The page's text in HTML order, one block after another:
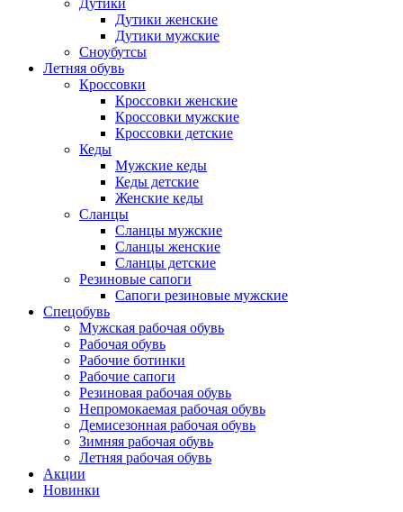
Дутики
Дутики женские
Дутики мужские
Сноубутсы
Летняя обувь
Кроссовки
Кроссовки женские
Кроссовки мужские
Кроссовки детские
Кеды
Мужские кеды
Кеды детские
Женские кеды
Сланцы
Сланцы мужские
Сланцы женские
Сланцы детские
Резиновые сапоги
Сапоги резиновые мужские
Спецобувь
Мужская рабочая обувь
Рабочая обувь
Рабочие ботинки
Рабочие сапоги
Резиновая рабочая обувь
Непромокаемая рабочая обувь
Демисезонная рабочая обувь
Зимняя рабочая обувь
Летняя рабочая обувь
Акции
Новинки